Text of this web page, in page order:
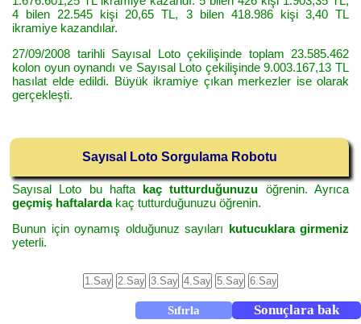
4 bilen 22.545 kişi 20,65 TL, 3 bilen 418.986 kişi 3,40 TL
ikramiye kazandılar.
27/09/2008 tarihli Sayısal Loto çekilişinde toplam 23.585.462
kolon oyun oynandı ve Sayısal Loto çekilişinde 9.003.167,13 TL
hasılat elde edildi. Büyük ikramiye çıkan merkezler ise olarak
gerçekleşti.
Sayısal Loto Sorgulama Robotu
Sayısal Loto bu hafta kaç tutturduğunuzu öğrenin. Ayrıca
geçmiş haftalardakaç tutturduğunuzu öğrenin.
Bunun için oynamış olduğunuz sayıları kutucuklara girmeniz
yeterli.